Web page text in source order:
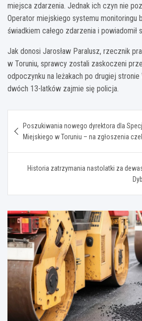
miejsca zdarzenia. Jednak ich czyn nie
Operator miejskiego systemu monitoringu
świadkiem całego zdarzenia i powiadomił
Jak donosi Jarosław Paralusz, rzecznik
w Toruniu, sprawcy zostali zaskoczeni
odpoczynku na leżakach po drugiej stronie
dwóch 13-latków zajmie się policja.
wpisu
Poszukiwania nowego dyrektora dla
Miejskiego w Toruniu – na zgłoszenia
Historia zatrzymania nastolatki za